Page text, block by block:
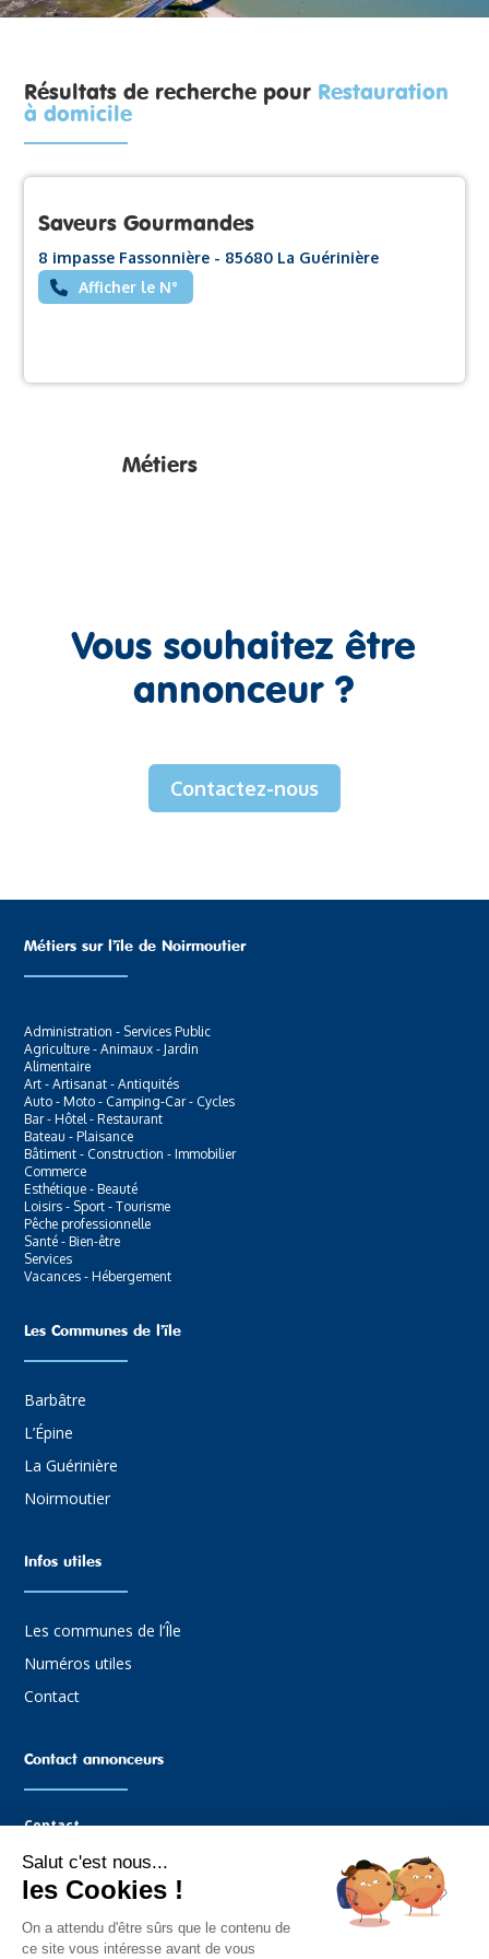
Résultats de recherche pour Restauration
à domicile
Saveurs Gourmandes
8 impasse Fassonnière - 85680 La Guérinière
Afficher le N°
Métiers
Vous souhaitez être
annonceur ?
Contactez-nous
Métiers sur l’ïle de Noirmoutier
Administration - Services Public
Agriculture - Animaux - Jardin
Alimentaire
Art - Artisanat - Antiquités
Auto - Moto - Camping-Car - Cycles
Bar - Hôtel - Restaurant
Bateau - Plaisance
Bâtiment - Construction - Immobilier
Commerce
Esthétique - Beauté
Loisirs - Sport - Tourisme
Pêche professionnelle
Santé - Bien-être
Services
Vacances - Hébergement
Les Communes de l’ïle
Barbâtre
L’Épine
La Guérinière
Noirmoutier
Infos utiles
Les communes de l’Île
Numéros utiles
Contact
Contact annonceurs
Contact
Agence Graffocean
16 rue Boucaud
Tel : 02.51.35.81.14
Salut c'est nous...
les Cookies !
On a attendu d'être sûrs que le contenu de
ce site vous intéresse avant de vous